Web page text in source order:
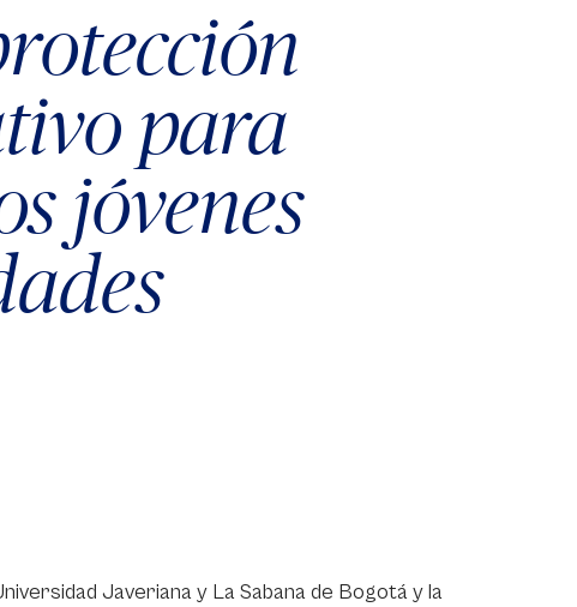
para
jóvenes
Javeriana y La Sabana de Bogotá y la